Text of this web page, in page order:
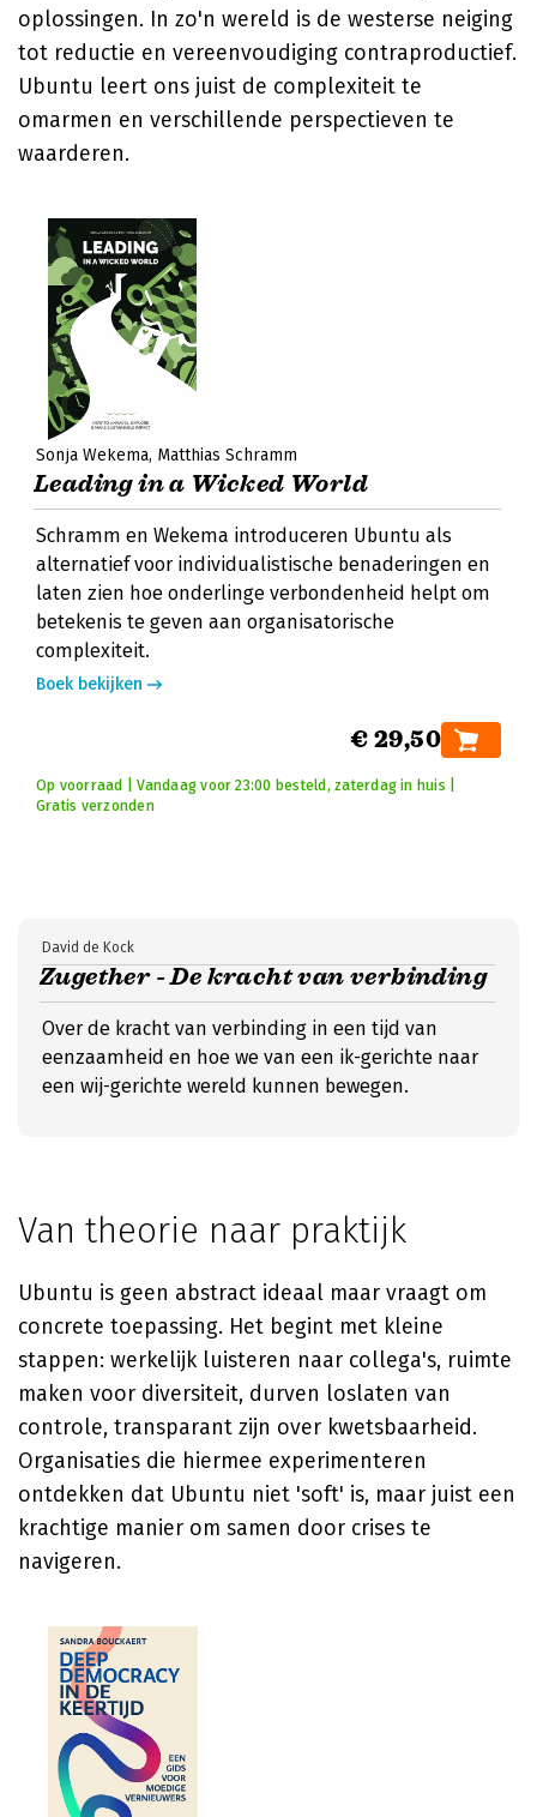
oplossingen. In zo'n wereld is de westerse neiging
tot reductie en vereenvoudiging contraproductief.
Ubuntu leert ons juist de complexiteit te
omarmen en verschillende perspectieven te
waarderen.
Sonja Wekema Matthias Schramm
Leading in a Wicked World
Schramm en Wekema introduceren Ubuntu als
alternatief voor individualistische benaderingen en
laten zien hoe onderlinge verbondenheid helpt om
betekenis te geven aan organisatorische
complexiteit.
Boek bekijken
€ 29,50
Op voorraad | Vandaag voor 23:00 besteld, zaterdag in huis |
Gratis verzonden
Zugether - De kracht van verbinding
David de Kock
Over de kracht van verbinding in een tijd van
eenzaamheid en hoe we van een ik-gerichte naar
een wij-gerichte wereld kunnen bewegen.
Van theorie naar praktijk
Ubuntu is geen abstract ideaal maar vraagt om
concrete toepassing. Het begint met kleine
stappen: werkelijk luisteren naar collega's, ruimte
maken voor diversiteit, durven loslaten van
controle, transparant zijn over kwetsbaarheid.
Organisaties die hiermee experimenteren
ontdekken dat Ubuntu niet 'soft' is, maar juist een
krachtige manier om samen door crises te
navigeren.